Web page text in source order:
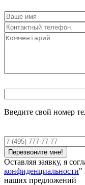
Введите свой номер
Оставляя заявку, я
конфиденциальности"
наших предложений